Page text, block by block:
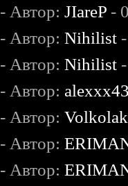
- Автор:JIareP -
- Автор:Nihilist
- Автор:Nihilist
- Автор:
- Автор:Volkolak
- Автор:
- Автор: